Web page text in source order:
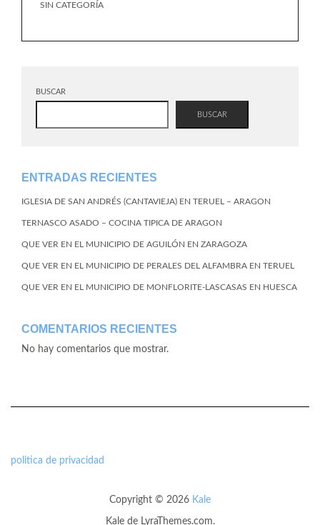
SIN CATEGORÍA
BUSCAR
BUSCAR
ENTRADAS RECIENTES
IGLESIA DE SAN ANDRÉS (CANTAVIEJA) EN TERUEL – ARAGON
TERNASCO ASADO – COCINA TIPICA DE ARAGON
QUE VER EN EL MUNICIPIO DE AGUILÓN EN ZARAGOZA
QUE VER EN EL MUNICIPIO DE PERALES DEL ALFAMBRA EN TERUEL
QUE VER EN EL MUNICIPIO DE MONFLORITE-LASCASAS EN HUESCA
COMENTARIOS RECIENTES
No hay comentarios que mostrar.
politica de privacidad
Copyright © 2026 Kale
Kalede LyraThemes.com.